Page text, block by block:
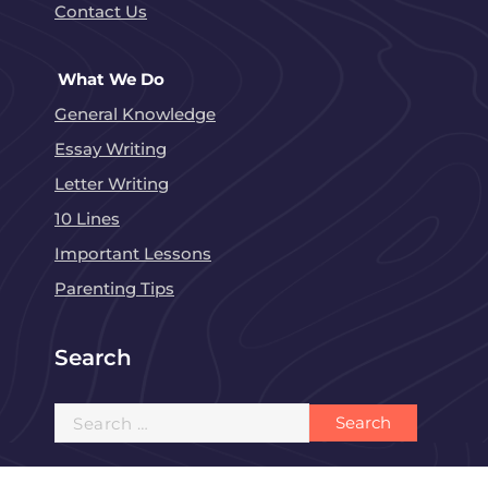
Contact Us
What We Do
General Knowledge
Essay Writing
Letter Writing
10 Lines
Important Lessons
Parenting Tips
Search
Search
for: